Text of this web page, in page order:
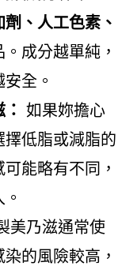
劑、人工色素、
成分越單純，
全。
如果妳擔心
低脂或減脂的
能略有不同，
美乃滋通常使
的風險較高，